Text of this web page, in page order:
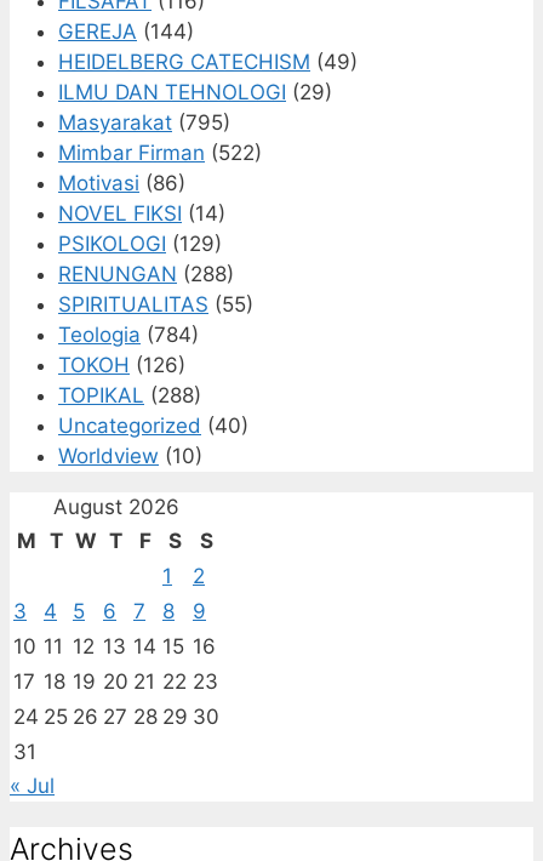
GEREJA (144)
HEIDELBERG CATECHISM (49)
ILMU DAN TEHNOLOGI (29)
Masyarakat (795)
Mimbar Firman (522)
Motivasi (86)
NOVEL FIKSI (14)
PSIKOLOGI (129)
RENUNGAN (288)
SPIRITUALITAS (55)
Teologia (784)
TOKOH (126)
TOPIKAL (288)
Uncategorized (40)
Worldview (10)
August 2026
M T W T F S
S
1
2
3
4 5 6 7 8
9
10 11 12 13 14 15 16
17 18 19 20 21 22 23
24 25 26 27 28 29 30
31
« Jul
Archives